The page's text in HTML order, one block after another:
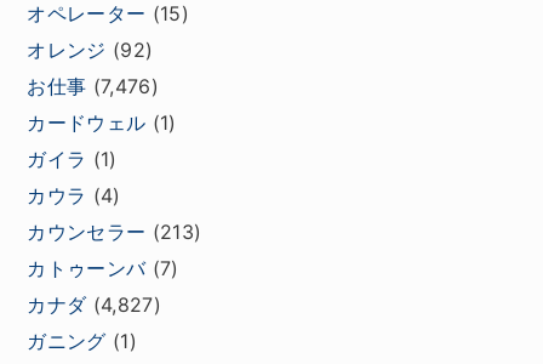
オペレーター (15)
オレンジ (92)
お仕事 (7,476)
カードウェル (1)
ガイラ (1)
カウラ (4)
カウンセラー (213)
カトゥーンバ(7)
カナダ(4,827)
ガニング (1)